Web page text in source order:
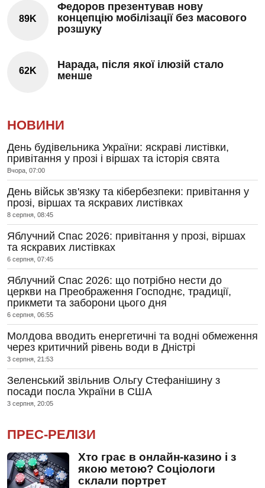
89K
Федоров презентував нову
концепцію мобілізації без масового
розшуку
62K
Нарада, після якої ілюзій стало
менше
НОВИНИ
День будівельника України: яскраві листівки,
привітання у прозі і віршах та історія свята
Вчора, 07:00
День військ зв'язку та кібербезпеки: привітання у
прозі, віршах та яскравих листівках
8 серпня, 08:45
Яблучний Спас 2026: привітання у прозі, віршах
та яскравих листівках
6 серпня, 07:45
Яблучний Спас 2026: що потрібно нести до
церкви на Преображення Господнє, традиції,
прикмети та заборони цього дня
6 серпня, 06:55
Молдова вводить енергетичні та водні обмеження
через критичний рівень води в Дністрі
3 серпня, 21:53
Зеленський звільнив Ольгу Стефанішину з
посади посла України в США
3 серпня, 20:05
ПРЕС-РЕЛІЗИ
Хто грає в онлайн-казино і з
якою метою? Соціологи
склали портрет